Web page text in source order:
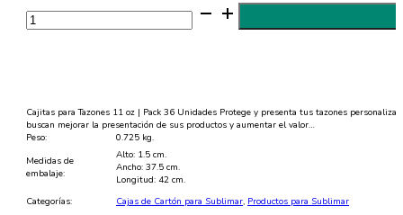
Cajitas
para
Tazones
|
Cajas
para
Sublimadas
|
cantidad
Cajitas para Tazones 11 oz | Pack 36 Unidades Protege y presenta tus tazones
buscan mejorar la presentación de sus productos y aumentar el valor…
Peso:
0.725 kg.
Medidas de
embalaje:
Alto: 1.5 cm.
Ancho: 37.5 cm.
Longitud: 42 cm.
Categorías:
Cajas de Cartón para Sublimar, Productos para Sublimar